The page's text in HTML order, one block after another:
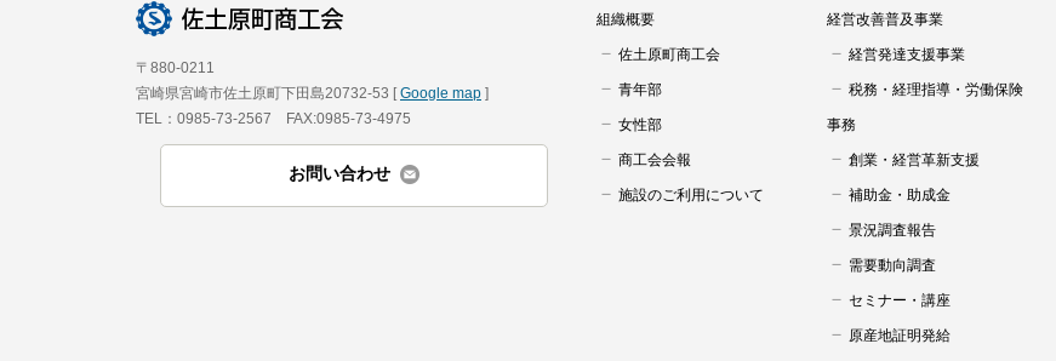
〒880-0211
宮崎県宮崎市佐土原町下田島20732-53 [Google map ]
TEL：0985-73-2567 FAX:0985-73-4975
お問い合わせ
組織概要
佐土原町商工会
青年部
女性部
商工会会報
施設のご利用について
経営改善普及事業
経営発達支援事業
税務・経理指導・労働保険
事務
創業・経営革新支援
補助金・助成金
景況調査報告
需要動向調査
セミナー・講座
原産地証明発給